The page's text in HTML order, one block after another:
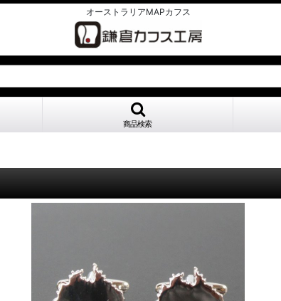
オーストラリアMAPカフス
商品検索